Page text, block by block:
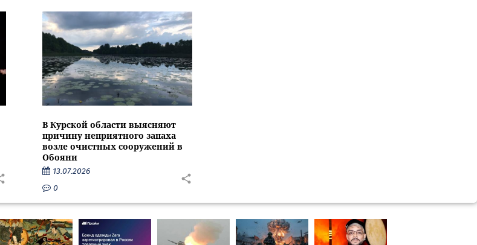
В Курской области выясняют
причину неприятного запаха
возле очистных сооружений в
Обояни
13.07.2026
0